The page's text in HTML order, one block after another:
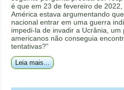
é que em 23 de fevereiro de
América estava argumentando
nacional entrar em uma guerra
impedi-la de invadir a Ucrânia,
americanos não conseguia
tentativas?”
Leia mais...